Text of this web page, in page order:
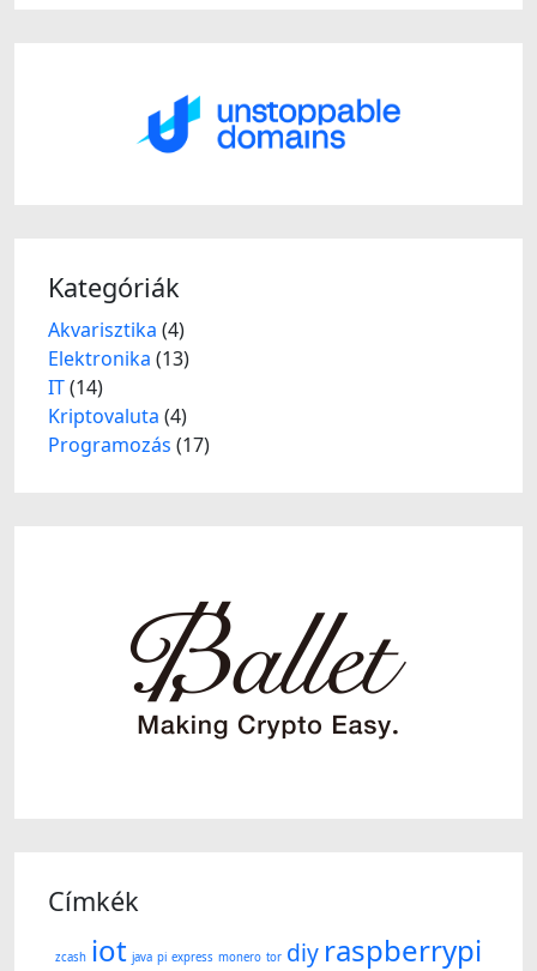
Kategóriák
Akvarisztika (4)
Elektronika (13)
IT(14)
Kriptovaluta (4)
Programozás (17)
Címkék
zcash iot java pi express monero tor diy raspberrypi